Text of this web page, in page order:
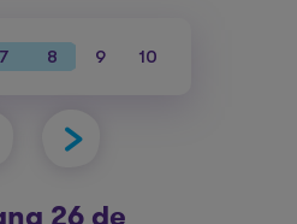
7 8 9 10